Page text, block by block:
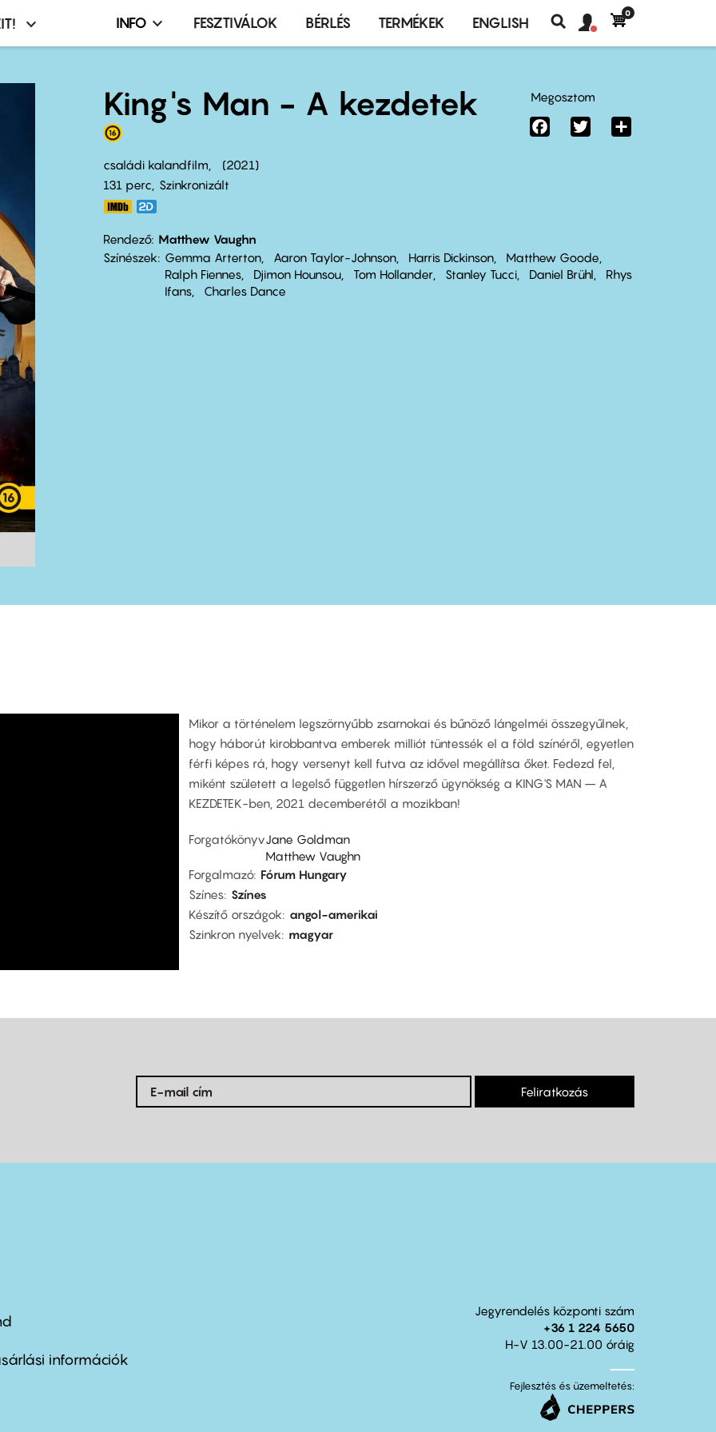
Infó,
terembérlés
menü
INFO FESZTIVÁLOK BÉRLÉS TERMÉKEK ENGLISH
Keresés
fiók
Felhasználói
0
King's Man - A kezdetek
családi kalandfilm
2021
131 perc,
Szinkronizált
Rendező Matthew Vaughn
Színészek
Gemma Arterton Aaron Taylor-Johnson Harris Dickinson
Matthew Goode
Ralph Fiennes
Djimon Hounsou Tom Hollander Stanley Tucci Daniel Brühl
Rhys
Ifans
Charles Dance
Megosztom
FacebookTwitter
Mikor a történelem legszörnyűbb zsarnokai és bűnöző lángelméi összegyűlnek,
hogy háborút kirobbantva emberek milliót tüntessék el a föld színéről, egyetlen
férfi képes rá, hogy versenyt kell futva az idővel megállítsa őket. Fedezd fel,
miként született a legelső független hírszerző ügynökség a KING'S MAN – A
KEZDETEK-ben, 2021 decemberétől a mozikban!
ForgatókönyvJane Goldman
Matthew Vaughn
Forgalmazó Fórum Hungary
Színes Színes
Készítő országok
angol-amerikai
Szinkron nyelvek
magyar
Feliratkozás
információk
Jegyrendelés központi szám
+36 1 224 5650
H-V 13.00-21.00 óráig
Fejlesztés és üzemeltetés: